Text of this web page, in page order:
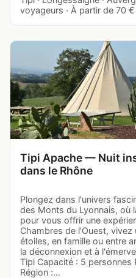
voyageurs · À partir de 70
Tipi Apache — Nuit
dans le Rhône
Plongez dans l'univers
des Monts du Lyonnais, où
pour vous offrir une
Chambres de l’Ouest,
étoiles, en famille ou entre
la déconnexion et à
Tipi Capacité : 5
Région :…